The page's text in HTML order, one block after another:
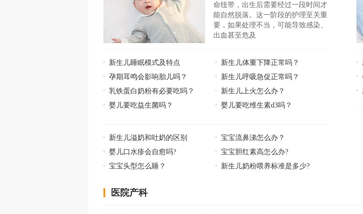
命纽带，出生后需要经过一段时间才
能自然脱落。这一阶段的护理至关重
要，如果处理不当，可能导致感染、
出血甚至危及
新生儿睡眠模式及特点
新生儿体重下降正常吗？
孕期耳鸣会影响胎儿吗？
新生儿呼吸急促正常吗？
乳铁蛋白奶粉有必要吃吗？
新生儿上火怎么办？
婴儿要吃益生菌吗？
婴儿要吃维生素d3吗？
新生儿溢奶和吐奶的区别
宝宝流鼻涕怎么办？
婴儿口水疹会自愈吗?
宝宝胆红素高怎么办?
宝宝头型怎么睡？
新生儿奶粉喂养标准是多少?
医院产科